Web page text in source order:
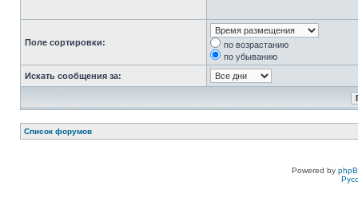
Поле сортировки:
по возрастанию
по убыванию
Искать сообщения за:
Список форумов
Powered by